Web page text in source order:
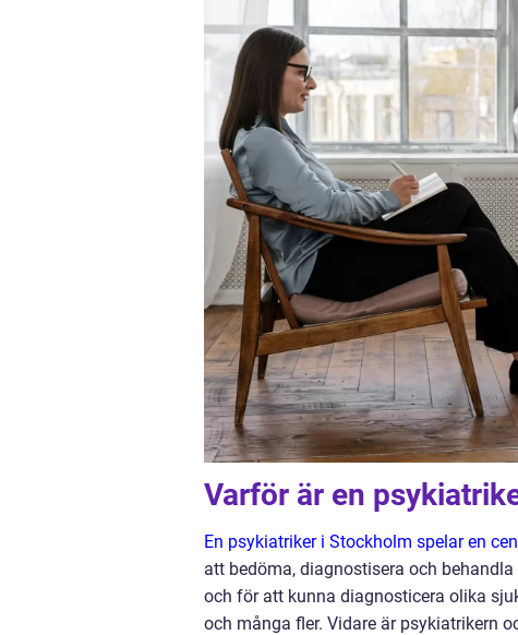
Varför är en
En psykiatriker i Stockholm spelar en
att bedöma, diagnostisera och
och för att kunna diagnosticera olika
och många fler. Vidare är psykiatrikern